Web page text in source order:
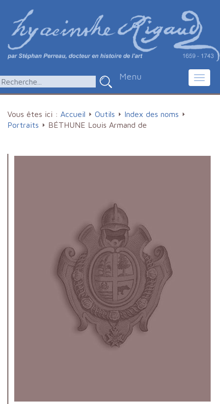
Menu
Vous êtes ici : Accueil Outils
Index des noms
Portraits
BÉTHUNE Louis Armand de